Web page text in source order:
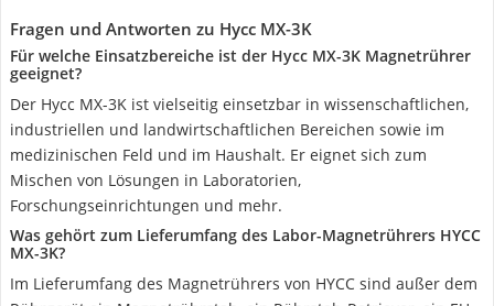
Fragen und Antworten zu Hycc MX-3K
Für welche Einsatzbereiche ist der Hycc MX-3K Magnetrührer
geeignet?
Der Hycc MX-3K ist vielseitig einsetzbar in wissenschaftlichen,
industriellen und landwirtschaftlichen Bereichen sowie im
medizinischen Feld und im Haushalt. Er eignet sich zum
Mischen von Lösungen in Laboratorien,
Forschungseinrichtungen und mehr.
Was gehört zum Lieferumfang des Labor-Magnetrührers HYCC
MX-3K?
Im Lieferumfang des Magnetrührers von HYCC sind außer dem